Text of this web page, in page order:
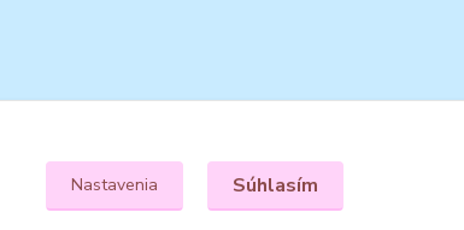
Nastavenia Súhlasím